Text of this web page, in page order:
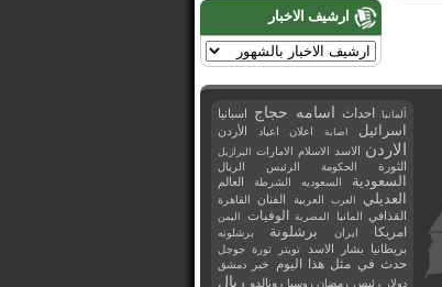
ارشيف الاخبار
ألمانيا احداث اسامه حجاج اسبانيا
اسرائيل اصابة اعلان اعياد الأردن
الاردن الاسد الاسلام الامارات البرازيل
الثورة الحكومة الرئيس الريال
السعودية السعوديه الشرطة العالم
العديلي العرب العربية الفنان القاهرة
القذافي المانيا المصرية الوفيات اليمن
امريكا ايران برشلونة برشلونه
بريطانيا بشار الاسد تويتر ثورة جوجل
حدث في مثل هذا اليوم خبر
دمشق
دولار
رئيس رمضان روسيا رونالدو ريال